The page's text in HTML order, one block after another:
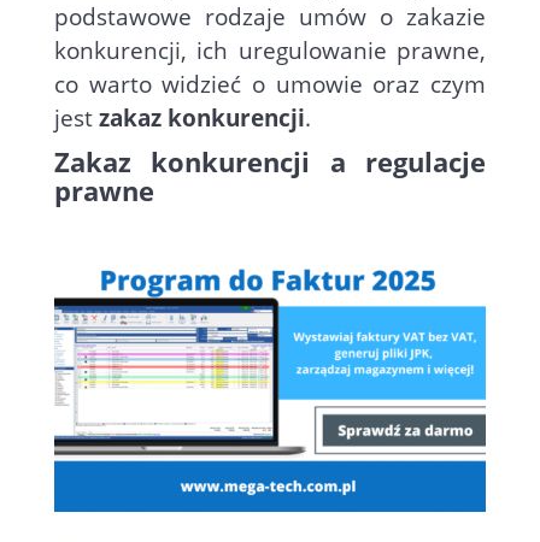
podstawowe rodzaje umów o zakazie
konkurencji, ich uregulowanie prawne,
co warto widzieć o umowie oraz czym
jestzakaz konkurencji.
Zakaz konkurencji a regulacje
prawne